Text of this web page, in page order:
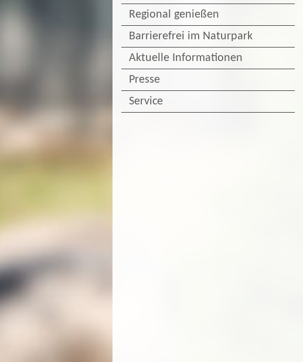
Regional genießen
Barrierefrei im Naturpark
Aktuelle Informationen
Presse
Service